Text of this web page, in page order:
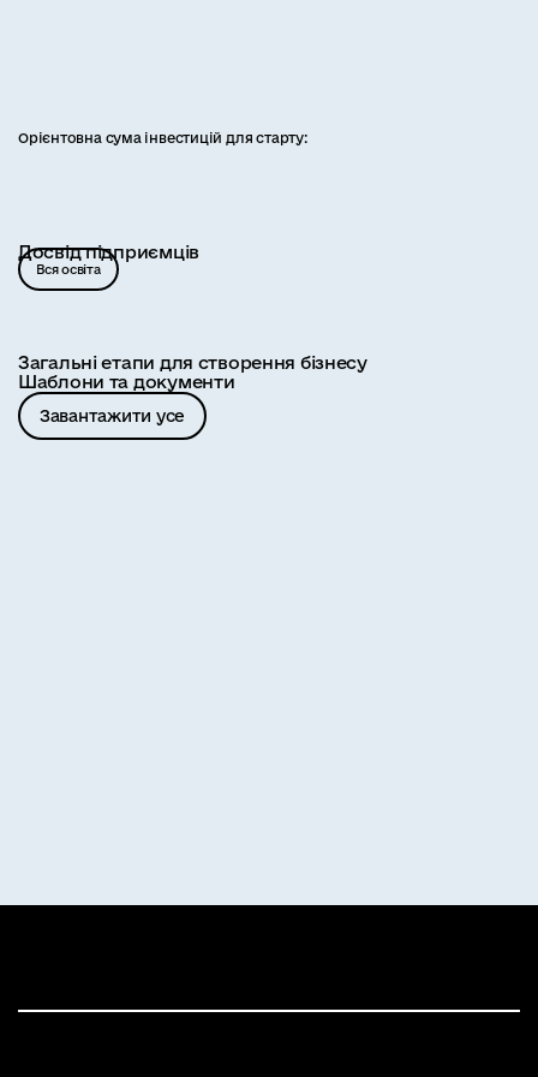
Орієнтовна сума інвестицій для старту:
Досвід підприємців
Вся освіта
Загальні етапи для створення бізнесу
Шаблони та документи
Завантажити усе